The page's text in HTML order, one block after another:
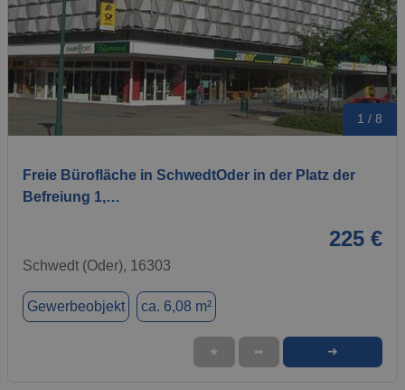
1 / 8
Freie Bürofläche in SchwedtOder in der Platz der
Befreiung 1,…
225 €
Schwedt (Oder), 16303
Gewerbeobjekt ca. 6,08 m²
★ ➦ ➜